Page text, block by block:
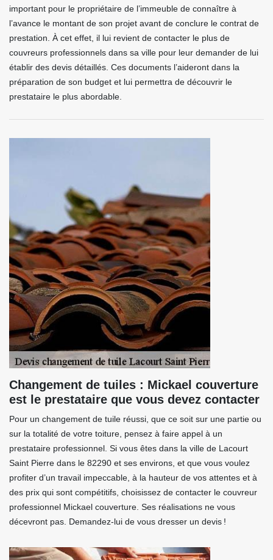
important pour le propriétaire de l’immeuble de connaître à
l’avance le montant de son projet avant de conclure le contrat de
prestation. À cet effet, il lui revient de contacter le plus de
couvreurs professionnels dans sa ville pour leur demander de lui
établir des devis détaillés. Ces documents l’aideront dans la
préparation de son budget et lui permettra de découvrir le
prestataire le plus abordable.
Changement de tuiles : Mickael couverture
est le prestataire que vous devez contacter
Pour un changement de tuile réussi, que ce soit sur une partie ou
sur la totalité de votre toiture, pensez à faire appel à un
prestataire professionnel. Si vous êtes dans la ville de Lacourt
Saint Pierre dans le 82290 et ses environs, et que vous voulez
profiter d’un travail impeccable, à la hauteur de vos attentes et à
des prix qui sont compétitifs, choisissez de contacter le couvreur
professionnel Mickael couverture. Ses réalisations ne vous
décevront pas. Demandez-lui de vous dresser un devis !